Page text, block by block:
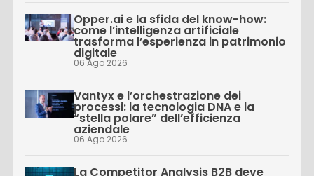
Opper.ai e la sfida del know-how:
come l’intelligenza artificiale
trasforma l’esperienza in patrimonio
digitale
06 Ago 2026
Vantyx e l’orchestrazione dei
processi: la tecnologia DNA e la
“stella polare” dell’efficienza
aziendale
06 Ago 2026
La Competitor Analysis B2B deve